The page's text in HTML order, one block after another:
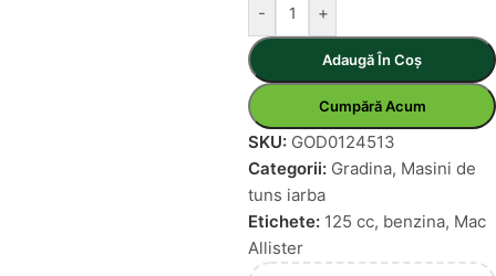
- +
Adaugă În Coș
Cumpără Acum
SKU: GOD0124513
Categorii: Gradina, Masini de
tuns iarba
Etichete: 125 cc, benzina, Mac
Allister